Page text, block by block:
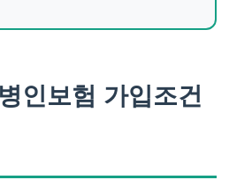
인보험 가입조건